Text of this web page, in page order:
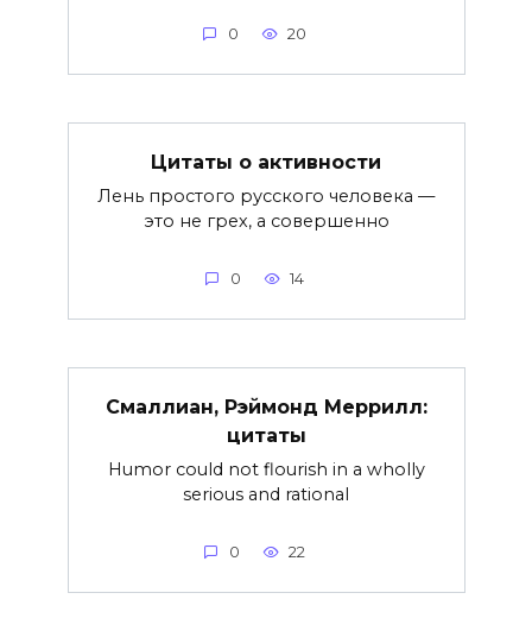
0 20
Цитаты о активности
Лень простого русского человека —
это не грех, а совершенно
0 14
Смаллиан, Рэймонд Меррилл:
цитаты
Humor could not flourish in a wholly
serious and rational
0 22